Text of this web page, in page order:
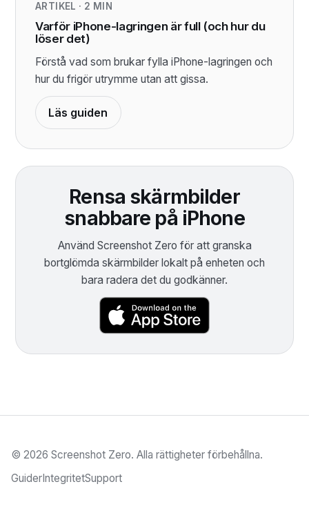
ARTIKEL · 2 MIN
Varför iPhone-lagringen är full (och hur du
löser det)
Förstå vad som brukar fylla iPhone-lagringen och
hur du frigör utrymme utan att gissa.
Läs guiden
Rensa skärmbilder
snabbare på iPhone
Använd Screenshot Zero för att granska
bortglömda skärmbilder lokalt på enheten och
bara radera det du godkänner.
© 2026 Screenshot Zero. Alla rättigheter förbehållna.
GuiderIntegritetSupport